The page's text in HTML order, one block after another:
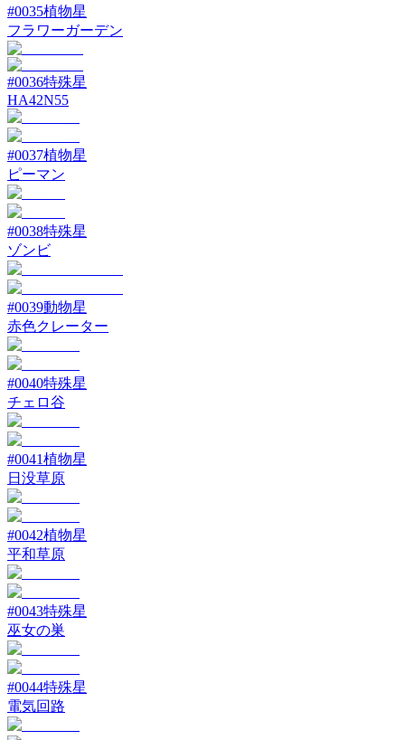
#0035植物星
フラワーガーデン
#0036特殊星
HA42N55
#0037植物星
ピーマン
#0038特殊星
ゾンビ
#0039動物星
赤色クレーター
#0040特殊星
チェロ谷
#0041植物星
日没草原
#0042植物星
平和草原
#0043特殊星
巫女の巣
#0044特殊星
電気回路